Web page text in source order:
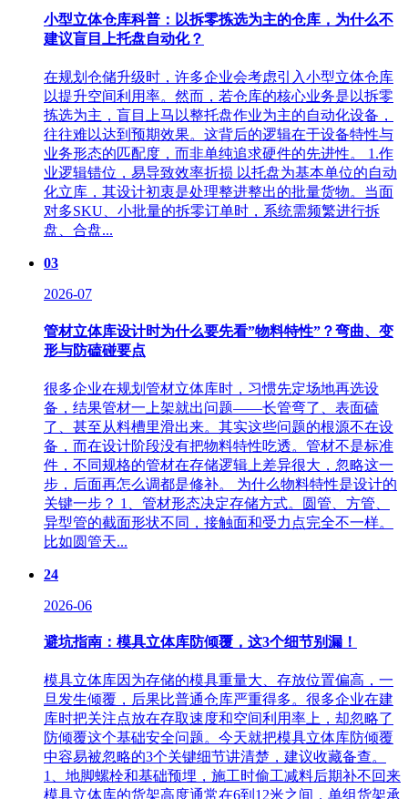
小型立体仓库科普：以拆零拣选为主的仓库，为什么不
建议盲目上托盘自动化？
在规划仓储升级时，许多企业会考虑引入小型立体仓库
以提升空间利用率。然而，若仓库的核心业务是以拆零
拣选为主，盲目上马以整托盘作业为主的自动化设备，
往往难以达到预期效果。这背后的逻辑在于设备特性与
业务形态的匹配度，而非单纯追求硬件的先进性。 1.作
业逻辑错位，易导致效率折损 以托盘为基本单位的自动
化立库，其设计初衷是处理整进整出的批量货物。当面
对多SKU、小批量的拆零订单时，系统需频繁进行拆
盘、合盘...
03
2026-07
管材立体库设计时为什么要先看”物料特性”？弯曲、变
形与防磕碰要点
很多企业在规划‌管材立体库‌时，习惯先定场地再选设
备，结果管材一上架就出问题——长管弯了、表面磕
了、甚至从料槽里滑出来。其实这些问题的根源不在设
备，而在设计阶段没有把物料特性吃透。管材不是标准
件，不同规格的管材在存储逻辑上差异很大，忽略这一
步，后面再怎么调都是修补。 为什么物料特性是设计的
关键一步？ 1、管材形态决定存储方式。圆管、方管、
异型管的截面形状不同，接触面和受力点完全不一样。
比如圆管天...
24
2026-06
避坑指南：模具立体库防倾覆，这3个细节别漏！
模具立体库因为存储的模具重量大、存放位置偏高，一
旦发生倾覆，后果比普通仓库严重得多。很多企业在建
库时把关注点放在存取速度和空间利用率上，却忽略了
防倾覆这个基础安全问题。今天就把模具立体库防倾覆
中容易被忽略的3个关键细节讲清楚，建议收藏备查。
1、地脚螺栓和基础预埋，施工时偷工减料后期补不回来
模具立体库的货架高度通常在6到12米之间，单组货架承